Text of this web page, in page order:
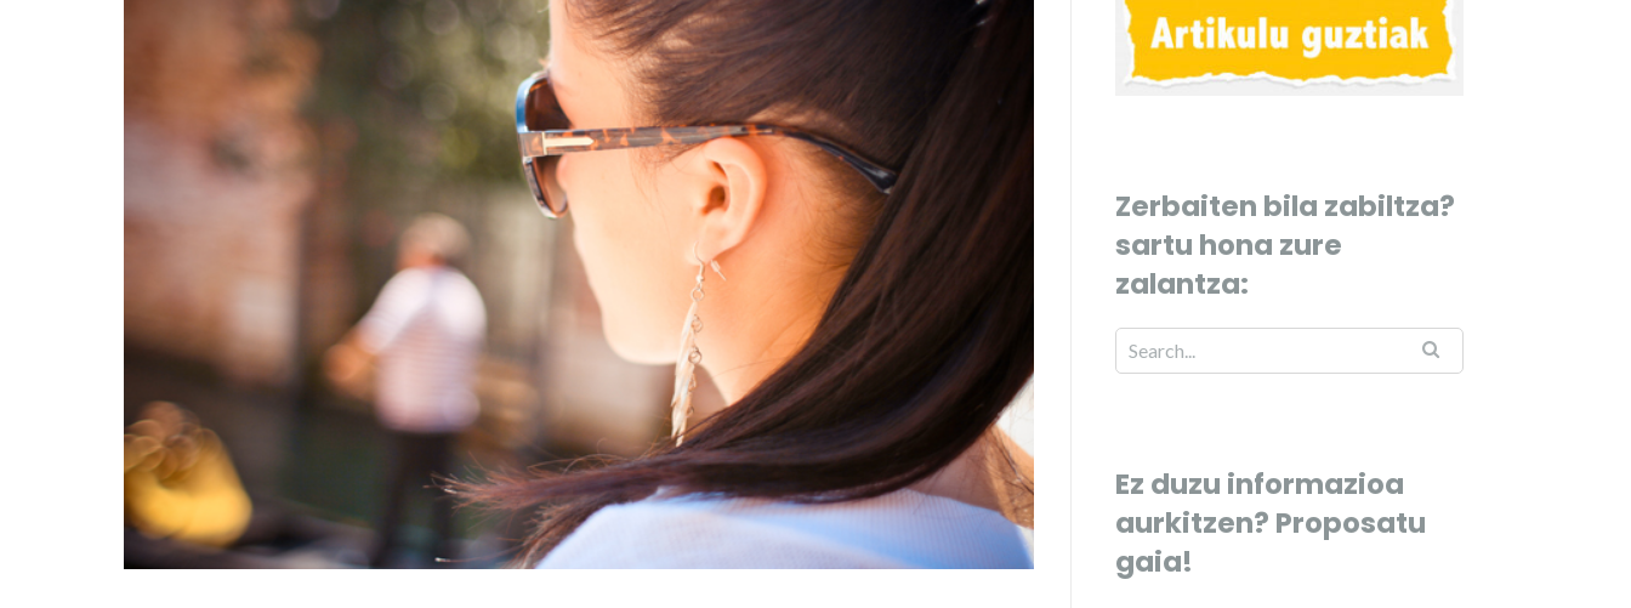
Zerbaiten bila zabiltza?
sartu hona zure
zalantza:
Ez duzu informazioa
aurkitzen? Proposatu
gaia!